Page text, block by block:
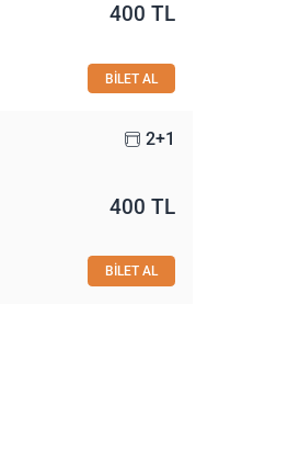
400 TL
BİLET AL
2+1
400 TL
BİLET AL